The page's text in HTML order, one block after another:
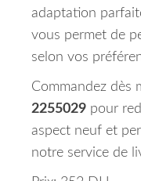
adaptation
vous permet de
selon vos
Commandez dès
2255029 pour
aspect neuf et
notre service de